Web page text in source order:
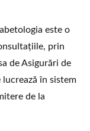
este o
prin
de Asigurări de
în sistem
de la